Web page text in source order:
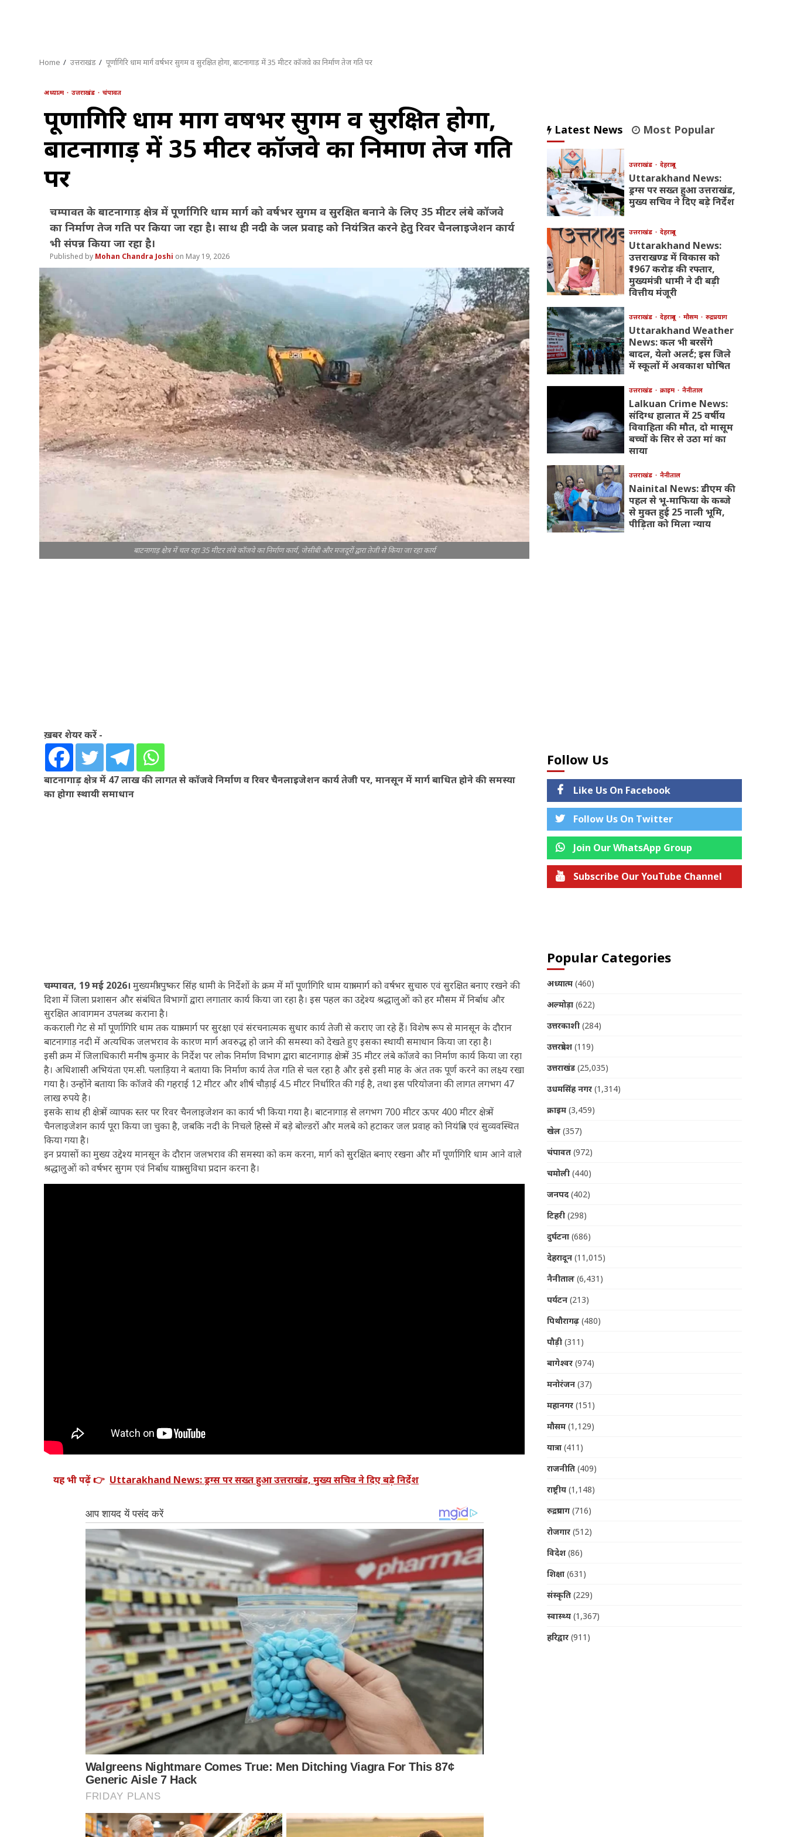
Home उत्तराखंड पूर्णागिरि धाम मार्ग वर्षभर सुगम व सुरक्षित होगा, बाटनागाड़ में 35 मीटर कॉजवे का निर्माण तेज गति पर
अध्यात्म उत्तराखंड चंपावत
पूर्णागिरि धाम मार्ग वर्षभर सुगम व सुरक्षित होगा,
बाटनागाड़ में 35 मीटर कॉजवे का निर्माण तेज गति
पर
चम्पावत के बाटनागाड़ क्षेत्र में पूर्णागिरि धाम मार्ग को वर्षभर सुगम व सुरक्षित बनाने के लिए 35 मीटर लंबे कॉजवे
का निर्माण तेज गति पर किया जा रहा है। साथ ही नदी के जल प्रवाह को नियंत्रित करने हेतु रिवर चैनलाइजेशन कार्य
भी संपन्न किया जा रहा है।
Mohan Chandra Joshi May 19, 2026
बाटनागाड़ क्षेत्र में चल रहा 35 मीटर लंबे कॉजवे का निर्माण कार्य, जेसीबी और मजदूरों द्वारा तेजी से किया जा रहा कार्य
ख़बर शेयर करें -
बाटनागाड़ क्षेत्र में 47 लाख की लागत से कॉजवे निर्माण व रिवर चैनलाइजेशन कार्य तेजी पर, मानसून में मार्ग बाधित होने की समस्या
का होगा स्थायी समाधान
चम्पावत, 19 मई 2026। मुख्यमंत्री पुष्कर सिंह धामी के निर्देशों के क्रम में माँ पूर्णागिरि धाम यात्रा मार्ग को वर्षभर सुचारु एवं सुरक्षित बनाए रखने की
दिशा में जिला प्रशासन और संबंधित विभागों द्वारा लगातार कार्य किया जा रहा है। इस पहल का उद्देश्य श्रद्धालुओं को हर मौसम में निर्बाध और
सुरक्षित आवागमन उपलब्ध कराना है।
ककराली गेट से माँ पूर्णागिरि धाम तक यात्रा मार्ग पर सुरक्षा एवं संरचनात्मक सुधार कार्य तेजी से कराए जा रहे हैं। विशेष रूप से मानसून के दौरान
बाटनागाड़ नदी में अत्यधिक जलभराव के कारण मार्ग अवरुद्ध हो जाने की समस्या को देखते हुए इसका स्थायी समाधान किया जा रहा है।
इसी क्रम में जिलाधिकारी मनीष कुमार के निर्देश पर लोक निर्माण विभाग द्वारा बाटनागाड़ क्षेत्र में 35 मीटर लंबे कॉजवे का निर्माण कार्य किया जा रहा
है। अधिशासी अभियंता एम.सी. पलाड़िया ने बताया कि निर्माण कार्य तेज गति से चल रहा है और इसे इसी माह के अंत तक पूर्ण करने का लक्ष्य रखा
गया है। उन्होंने बताया कि कॉजवे की गहराई 12 मीटर और शीर्ष चौड़ाई 4.5 मीटर निर्धारित की गई है, तथा इस परियोजना की लागत लगभग 47
लाख रुपये है।
इसके साथ ही क्षेत्र में व्यापक स्तर पर रिवर चैनलाइजेशन का कार्य भी किया गया है। बाटनागाड़ से लगभग 700 मीटर ऊपर 400 मीटर क्षेत्र में
चैनलाइजेशन कार्य पूरा किया जा चुका है, जबकि नदी के निचले हिस्से में बड़े बोल्डरों और मलबे को हटाकर जल प्रवाह को नियंत्रित एवं सुव्यवस्थित
किया गया है।
इन प्रयासों का मुख्य उद्देश्य मानसून के दौरान जलभराव की समस्या को कम करना, मार्ग को सुरक्षित बनाए रखना और माँ पूर्णागिरि धाम आने वाले
श्रद्धालुओं को वर्षभर सुगम एवं निर्बाध यात्रा सुविधा प्रदान करना है।
यह भी पढ़ें 👉 Uttarakhand News: ड्रग्स पर सख्त हुआ उत्तराखंड, मुख्य सचिव ने दिए बड़े निर्देश
Latest News Most Popular
उत्तराखंड देहरादून
Uttarakhand News:
ड्रग्स पर सख्त हुआ उत्तराखंड,
मुख्य सचिव ने दिए बड़े निर्देश
उत्तराखंड देहरादून
Uttarakhand News:
उत्तराखण्ड में विकास को
₹1967 करोड़ की रफ्तार,
मुख्यमंत्री धामी ने दी बड़ी
वित्तीय मंजूरी
उत्तराखंड देहरादून मौसम रुद्रप्रयाग
Uttarakhand Weather
News: कल भी बरसेंगे
बादल, येलो अलर्ट; इस जिले
में स्कूलों में अवकाश घोषित
उत्तराखंड क्राइम नैनीताल
Lalkuan Crime News:
संदिग्ध हालात में 25 वर्षीय
विवाहिता की मौत, दो मासूम
बच्चों के सिर से उठा मां का
साया
उत्तराखंड नैनीताल
Nainital News: डीएम की
पहल से भू-माफिया के कब्जे
से मुक्त हुई 25 नाली भूमि,
पीड़िता को मिला न्याय
Follow Us
Like Us On Facebook
Follow Us On Twitter
Join Our WhatsApp Group
Subscribe Our YouTube Channel
Popular Categories
अध्यात्म(460)
अल्मोड़ा(622)
उत्तरकाशी(284)
उत्तरप्रदेश(119)
उत्तराखंड(25,035)
उधमसिंह नगर(1,314)
क्राइम(3,459)
खेल(357)
चंपावत(972)
चमोली(440)
जनपद(402)
टिहरी(298)
दुर्घटना(686)
देहरादून(11,015)
नैनीताल(6,431)
पर्यटन(213)
पिथौरागढ़(480)
पौड़ी(311)
बागेश्वर(974)
मनोरंजन(37)
महानगर(151)
मौसम(1,129)
यात्रा(411)
राजनीति(409)
राष्ट्रीय(1,148)
रुद्रप्रयाग(716)
रोजगार(512)
विदेश(86)
शिक्षा(631)
संस्कृति(229)
स्वास्थ्य(1,367)
हरिद्वार(911)